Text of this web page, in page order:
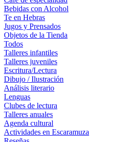
Bebidas con Alcohol
Te en Hebras
Jugos y Prensados
Objetos de la Tienda
Todos
Talleres infantiles
Talleres juveniles
Escritura/Lectura
Dibujo / Ilustración
Análisis literario
Lenguas
Clubes de lectura
Talleres anuales
Agenda cultural
Actividades en Escaramuza